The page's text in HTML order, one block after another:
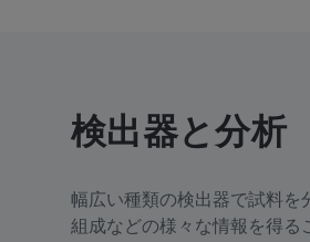
検出器と分析
幅広い種類の検出器で試料を
組成などの様々な情報を得る